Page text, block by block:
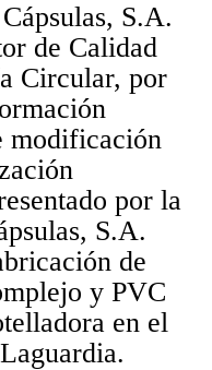
S.A.
de Calidad
Circular, por
modificación
por la
S.A.
de
y PVC
en el